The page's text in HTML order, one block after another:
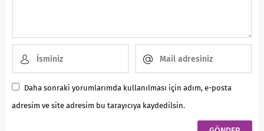
Daha sonraki yorumlarımda kullanılması için adım, e-posta
adresim ve site adresim bu tarayıcıya kaydedilsin.